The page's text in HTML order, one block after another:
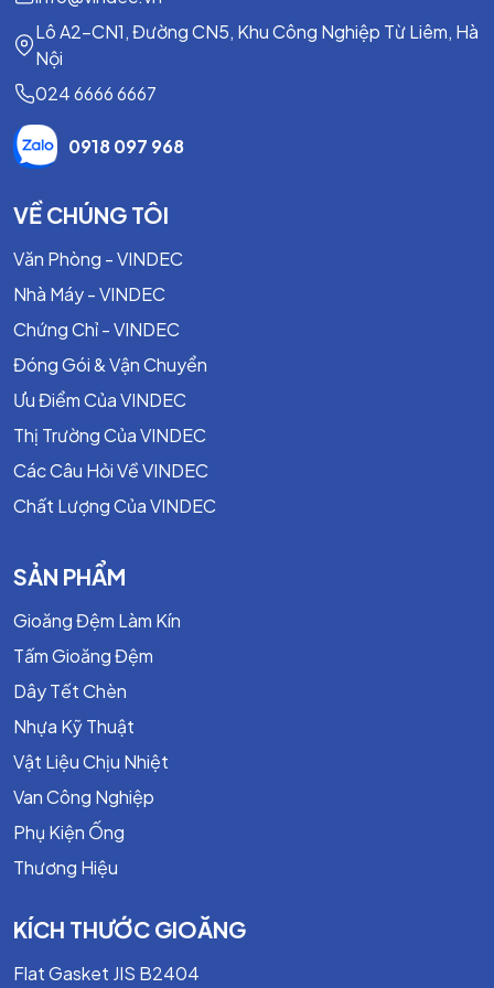
DIN, ANSI
Kích thước
DN15 – DN300
Áp suất làm
việc
Nhiệt độ làm
việc
-20°C đến 220°C (tùy vật liệu làm kín)
Điều khiển
Tay quay, điện, khí nén
Môi chất
Nước, hơi, dầu, khí nén, hóa chất
Tiêu chuẩn
JIS, DIN, ANSI, BS
Lưu ý:Thông số thực tế phụ thuộc vào model và nhà sản
Đặc Tính Nổi Bật
Chống ăn mòn tốt trong môi trường khắc nghiệt.
Chịu nhiệt và áp suất cao.
Bề mặt inox sạch, dễ vệ sinh.
Độ bền cao, ít bảo trì.
Cấu Tạo Van Cổng Inox
Thành Phần Chính
Thân van inox.
Nắp van.
Đĩa van (cửa van).
Ty van.
Ghế van (Seat).
Gioăng làm kín.
Nguyên Lý Hoạt Động
Khi quay tay quay hoặc bộ truyền động hoạt động, ty van
Lô A2-CN1, Đường CN5, Khu Công Nghiệp Từ Liêm, Hà
Nội
024 6666 6667
0918 097 968
VỀ CHÚNG TÔI
Văn Phòng - VINDEC
Nhà Máy - VINDEC
Chứng Chỉ - VINDEC
Đóng Gói & Vận Chuyển
Ưu Điểm Của VINDEC
Thị Trường Của VINDEC
Các Câu Hỏi Về VINDEC
Chất Lượng Của VINDEC
SẢN PHẨM
Gioăng Đệm Làm Kín
Tấm Gioăng Đệm
Dây Tết Chèn
Nhựa Kỹ Thuật
Vật Liệu Chịu Nhiệt
Van Công Nghiệp
Phụ Kiện Ống
Thương Hiệu
KÍCH THƯỚC GIOĂNG
Flat Gasket JIS B2404